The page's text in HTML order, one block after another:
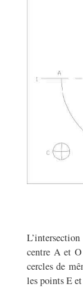
centre A et
cercles de
les points E